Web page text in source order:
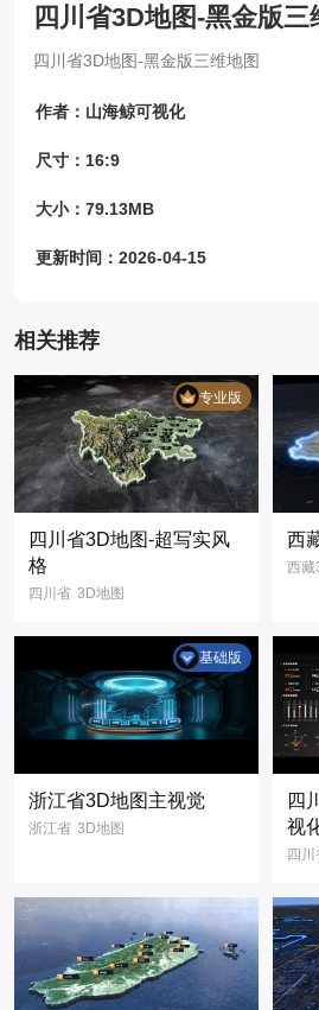
四川省3D地图-黑金版三
四川省3D地图-黑金版三维地图
作者：山海鲸可视化
尺寸：16:9
大小：79.13MB
更新时间：2026-04-15
相关推荐
专业版
四川省3D地图-超写实风
格
四川省 3D地图
西
西藏
基础版
浙江省3D地图主视觉
浙江省 3D地图
大屏主视觉
模板
元素 主视觉
数据可视化
可视化大屏
四
视
四川
智慧
3D
管理
能源